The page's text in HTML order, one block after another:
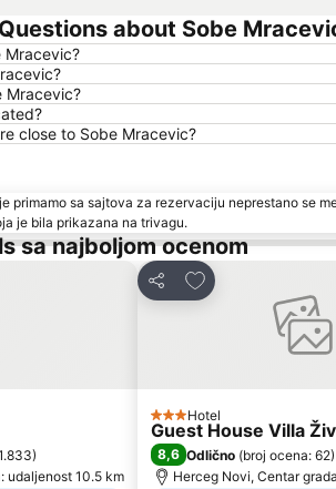
about Sobe
Mracevic?
Mracevic?
close to Sobe Mracevic?
primamo sa sajtova za rezervaciju neprestano se
je bila prikazana na trivagu.
sa najboljom ocenom
)
udaljenost 10.5 km
Deli
Dodati u favorite
3 Zvezdice
Hotel
Guest House Villa
8,6 Odlično (broj ocena: 62)
Herceg Novi, Centar